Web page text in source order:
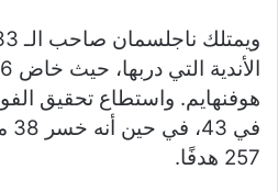
257 هدفًا.